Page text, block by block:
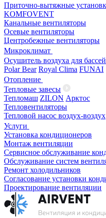
Приточно-вытяжные
KOMFOVENT
Канальные вентиляторы
Осевые вентиляторы
Центробежные вентиляторы
Микроклимат
Осушитель воздуха для
Polar Bear Royal Clima FUNAI
Отопление
Тепловые завесы
Тепломаш ZILON Арктос
Тепловентиляторы
Тепловой насос воздух-воздух
Услуги
Установка кондиционеров
Монтаж вентиляции
Сервисное обслуживание
Обслуживание систем
Ремонт холодильников
Согласование установки
Проектирование вентиляции